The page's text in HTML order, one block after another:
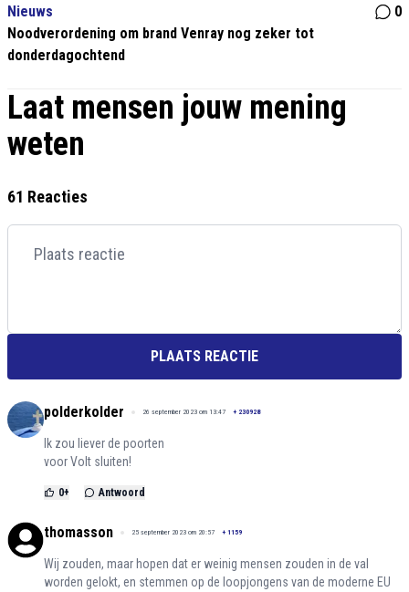
Nieuws
0
Noodverordening om brand Venray nog zeker tot
donderdagochtend
Laat mensen jouw mening
weten
61 Reacties
PLAATS REACTIE
polderkolder 26 september 2023 om 13:47 + 230928
Ik zou liever de poorten
voor Volt sluiten!
0+ Antwoord
thomasson 25 september 2023 om 20:57 + 1159
Wij zouden, maar hopen dat er weinig mensen zouden in de val
worden gelokt, en stemmen op de loopjongens van de moderne EU